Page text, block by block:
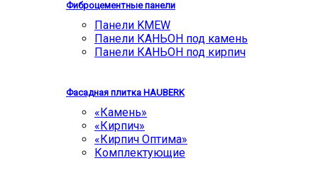
Фиброцементные панели
Панели KMEW
Панели КАНЬОН под камень
Панели КАНЬОН под кирпич
Фасадная плитка HAUBERK
«Камень»
«Кирпич»
«Кирпич Оптима»
Комплектующие